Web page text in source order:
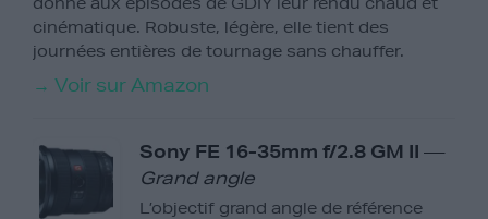
cinématique. Robuste, légère, elle tient des
journées entières de tournage sans chauffer.
→ Voir sur Amazon
Sony FE 16-35mm f/2.8 GM II —
Grand angle
L’objectif grand angle de référence